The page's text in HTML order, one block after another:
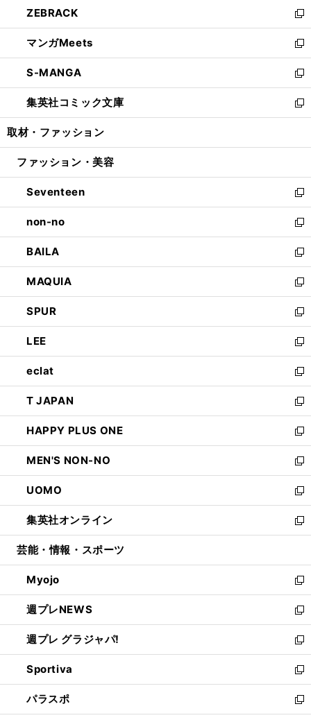
く
で
開
く
ド
ウ
で
開
く
ィ
ン
ド
ウ
で
開
く
い
ウ
ィ
ン
ド
ウ
で
開
ZEBRACK
新
し
い
ウ
ィ
ン
ド
ウ
開
マンガMeets
新
し
い
ウ
ィ
ン
ウ
開
く
S-MANGA
新
し
い
ウ
ン
ウ
で
開
く
集英社コミック文庫
新
し
ウ
ン
ド
ウ
で
開
く
取材・ファッション
ファッション・美容
Seventeen
新
し
い
ウ
ィ
ン
ド
ウ
で
開
く
non-no
新
し
い
ウ
ィ
ン
ド
ウ
で
開
く
BAILA
新
し
い
ウ
ィ
ン
ド
ウ
で
開
く
MAQUIA
新
し
い
ウ
ィ
ン
ド
ウ
で
開
く
SPUR
新
し
い
ウ
ィ
ン
ド
ウ
で
開
く
LEE
新
し
い
ウ
ィ
ン
ド
ウ
で
開
く
eclat
新
し
い
ウ
ィ
ン
ド
ウ
で
開
く
T JAPAN
新
し
い
ウ
ィ
ン
ド
ウ
で
開
HAPPY PLUS ONE
新
し
い
ウ
ィ
ン
ド
ウ
開
く
MEN'S NON-NO
新
し
い
ウ
ィ
ン
ウ
で
開
く
UOMO
新
し
い
ウ
ン
ド
ウ
で
開
く
集英社オンライン
新
し
ウ
ィ
ン
ド
ウ
で
開
く
芸能・情報・スポーツ
Myojo
新
し
い
ウ
ィ
ン
ド
ウ
で
開
週プレNEWS
新
し
い
ウ
ィ
ン
ド
ウ
週プレ グラジャパ!
新
し
い
ウ
ィ
ン
Sportiva
新
し
い
ウ
パラスポ
新
し